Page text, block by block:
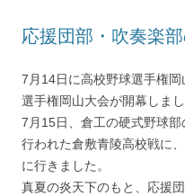
応援団部・吹奏楽
7月14日に高校野球選手権
選手権岡山大会が開幕しまし
7月15日、倉工の硬式野球
行われた倉敷青陵高校戦に
に行きました。
真夏の炎天下のもと、応援